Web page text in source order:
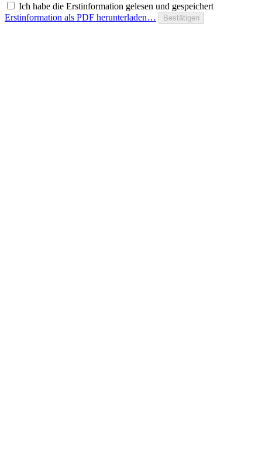
Ich habe die Erstinformation gelesen und gespeichert
Erstinformation als PDF herunterladen…
Bestätigen